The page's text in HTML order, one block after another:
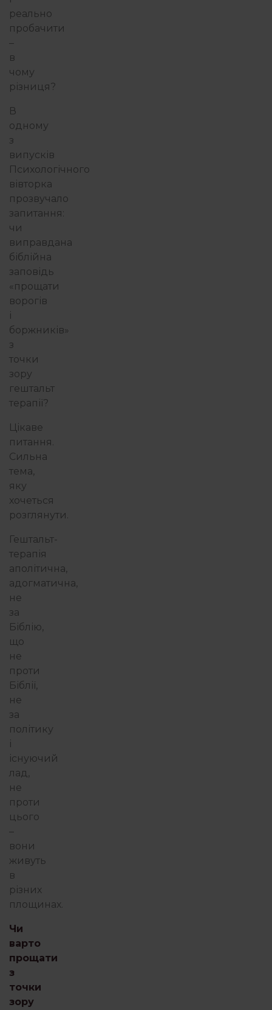
реально
пробачити
–
в
чому
різниця?
В
одному
з
випусків
Психологічного
вівторка
прозвучало
запитання:
чи
виправдана
біблійна
заповідь
«прощати
ворогів
і
боржників»
з
точки
зору
гештальт
терапії?
Цікаве
питання.
Сильна
тема,
яку
хочеться
розглянути.
Гештальт-
терапія
аполітична,
адогматична,
не
за
Біблію,
що
не
проти
Біблії,
не
за
політику
і
існуючий
лад,
не
проти
цього
–
вони
живуть
в
різних
площинах.
Чи
варто
прощати
з
точки
зору